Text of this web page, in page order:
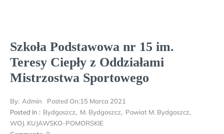
Szkoła Podstawowa nr 15 im.
Teresy Ciepły z Oddziałami
Mistrzostwa Sportowego
By: Admin Posted On:15 Marca 2021
Posted In : Bydgoszcz, M. Bydgoszcz, Powiat M. Bydgoszcz,
WOJ. KUJAWSKO-POMORSKIE